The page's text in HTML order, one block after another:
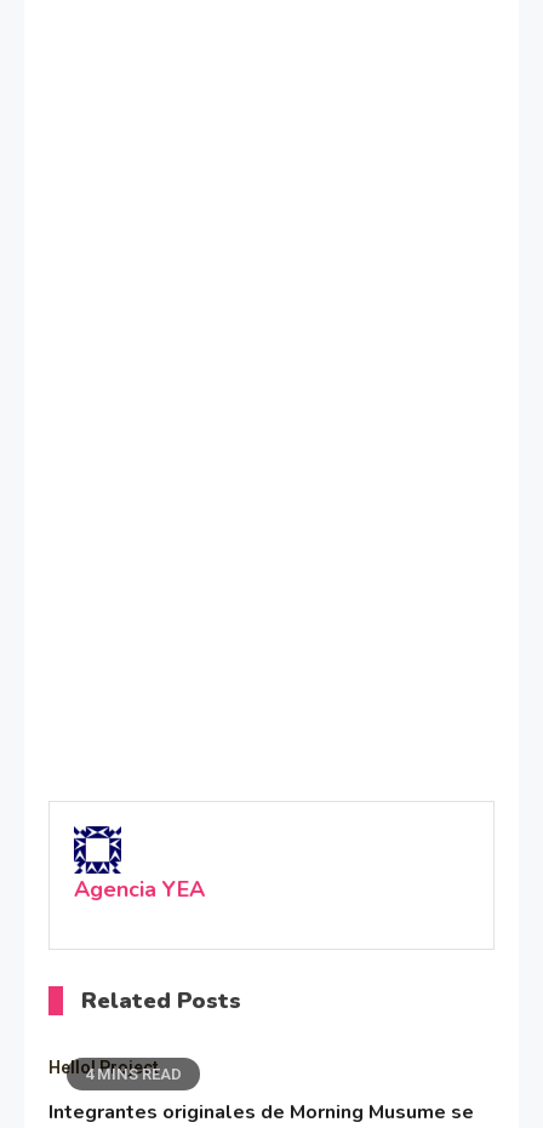
Agencia YEA
Related Posts
4 MINS READ
Hello! Project
Integrantes originales de Morning Musume se